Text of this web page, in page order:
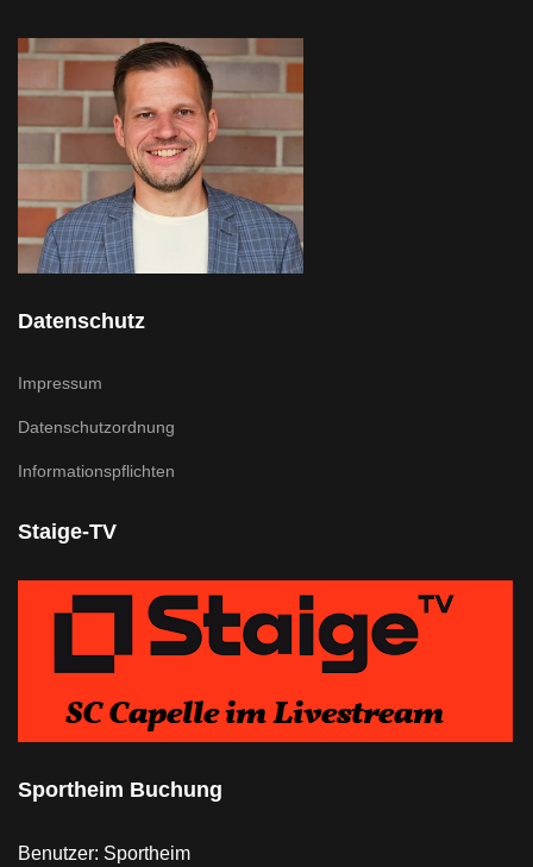
Datenschutz
Impressum
Datenschutzordnung
Informationspflichten
Staige-TV
Sportheim Buchung
Benutzer: Sportheim